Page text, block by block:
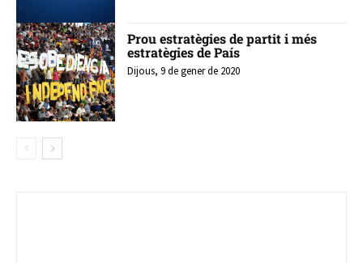
Prou estratègies de partit i més
estratègies de País
Dijous, 9 de gener de 2020